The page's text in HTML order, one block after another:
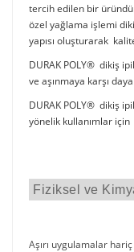
tercih edilen bir
özel yağlama işlemi
yapısı oluşturarak
DURAK POLY® dikiş
ve aşınmaya karşı
DURAK POLY® dikiş
yönelik kullanımlar
Fiziksel ve
Aşırı uygulamalar